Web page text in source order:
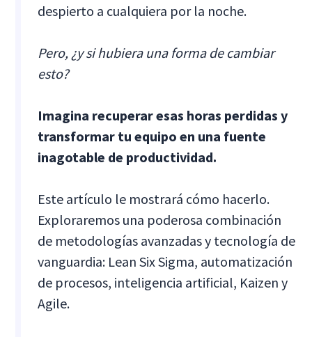
despierto a cualquiera por la noche.
Pero, ¿y si hubiera una forma de cambiar
esto?
Imagina recuperar esas horas perdidas y
transformar tu equipo en una fuente
inagotable de productividad.
Este artículo le mostrará cómo hacerlo.
Exploraremos una poderosa combinación
de metodologías avanzadas y tecnología de
vanguardia: Lean Six Sigma, automatización
de procesos, inteligencia artificial, Kaizen y
Agile.